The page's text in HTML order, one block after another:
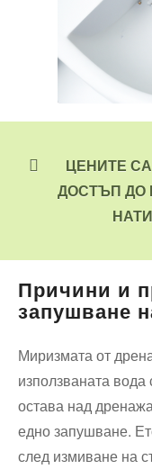
ЦЕНИТЕ
ДОСТЪП ДО
Причини и
запушване
Миризмата от
използваната
остава над
едно запушване.
след измиване на